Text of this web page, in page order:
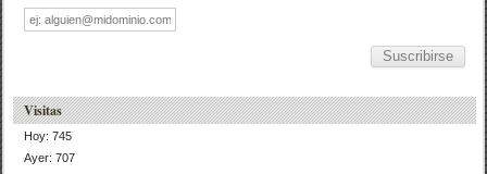
Dirección
de
correo
Visitas
Hoy: 745
Ayer: 707